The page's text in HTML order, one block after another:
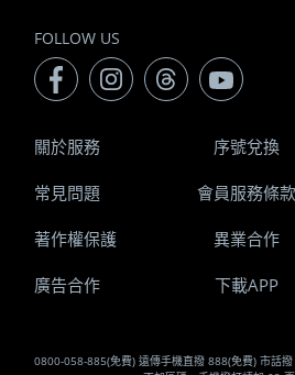
FOLLOW US
0800-058-885(免費) 遠傳手機直撥 888(免費) 市話
關於服務 序號兌換
常見問題 會員服務條款
著作權保護 異業合作
廣告合作 下載APP